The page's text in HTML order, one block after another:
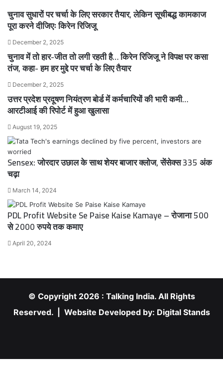
चुनाव सुधारों पर चर्चा के लिए सरकार तैयार, लेकिन सूचीबद्ध कामकाज
पूरा करने दीजिएः किरेन रिजिजू
December 2, 2025
चुनाव में तो हार-जीत तो लगी रहती है… किरेन रिजिजू ने विपक्ष पर कसा
तंज, कहा- हम हर मुद्दे पर चर्चा के लिए तैयार
December 2, 2025
उत्तर प्रदेश प्रदूषण नियंत्रण बोर्ड में कर्मचारियों की भारी कमी…
आरटीआई की रिपोर्ट में हुआ खुलासा
August 19, 2025
Sensex: जोरदार उछाल के साथ शेयर बाजार क्लोज, सेंसेक्स 335 अंक
चढ़ा
March 14, 2024
PDL Profit Website Se Paise Kaise Kamaye – रोजाना 500
से 2000 रुपये तक कमाए
April 20, 2024
© Copyright 2026 : Talking India. All Rights
Reserved. | Website Developed by: Digital Stands